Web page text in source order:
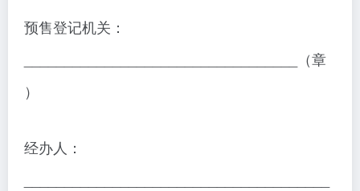
预售登记机关：
__________________________________（章
）
经办人：